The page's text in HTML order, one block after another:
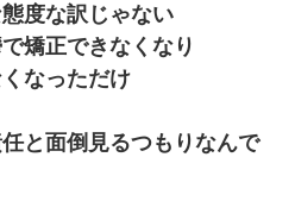
度な訳じゃない
矯正できなくなり
なっただけ
と面倒見るつもりなんで